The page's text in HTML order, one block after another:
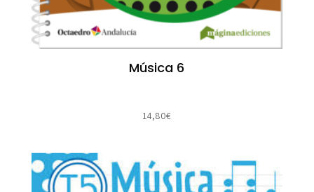
Música 6
14,80€